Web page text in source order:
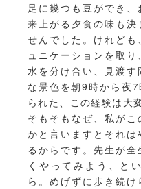
足に幾つも豆ができ
来上がる夕食の味も
せんでした。けれども
ュニケーションを取
水を分け合い、見渡
な景色を朝9時から夜
られた、この経験は大
そもそもなぜ、私が
かと言いますとそれ
るからです。先生が
くやってみよう、と
ら。めげずに歩き続